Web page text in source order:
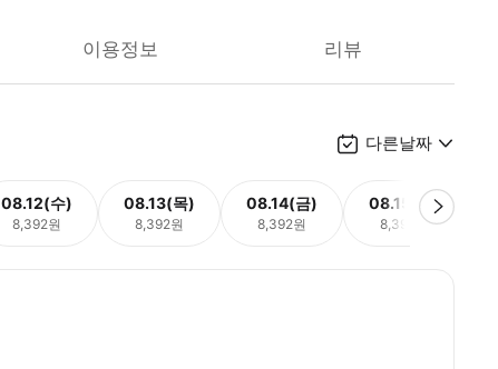
이용정보 리뷰
다른날짜
08.12(수)
8,392원
08.13(목)
8,392원
08.14(금)
8,392원
08.15(토)
8,392원